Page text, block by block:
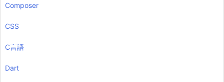
Composer
CSS
C言語
Dart